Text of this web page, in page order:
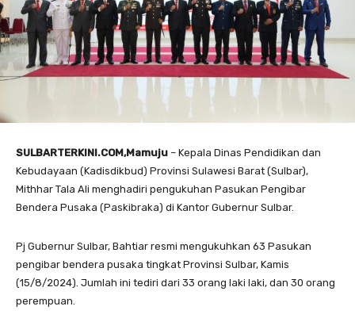
SULBARTERKINI.COM,Mamuju – Kepala Dinas Pendidikan dan
Kebudayaan (Kadisdikbud) Provinsi Sulawesi Barat (Sulbar),
Mithhar Tala Ali menghadiri pengukuhan Pasukan Pengibar
Bendera Pusaka (Paskibraka) di Kantor Gubernur Sulbar.
Pj Gubernur Sulbar, Bahtiar resmi mengukuhkan 63 Pasukan
pengibar bendera pusaka tingkat Provinsi Sulbar, Kamis
(15/8/2024). Jumlah ini tediri dari 33 orang laki laki, dan 30 orang
perempuan.